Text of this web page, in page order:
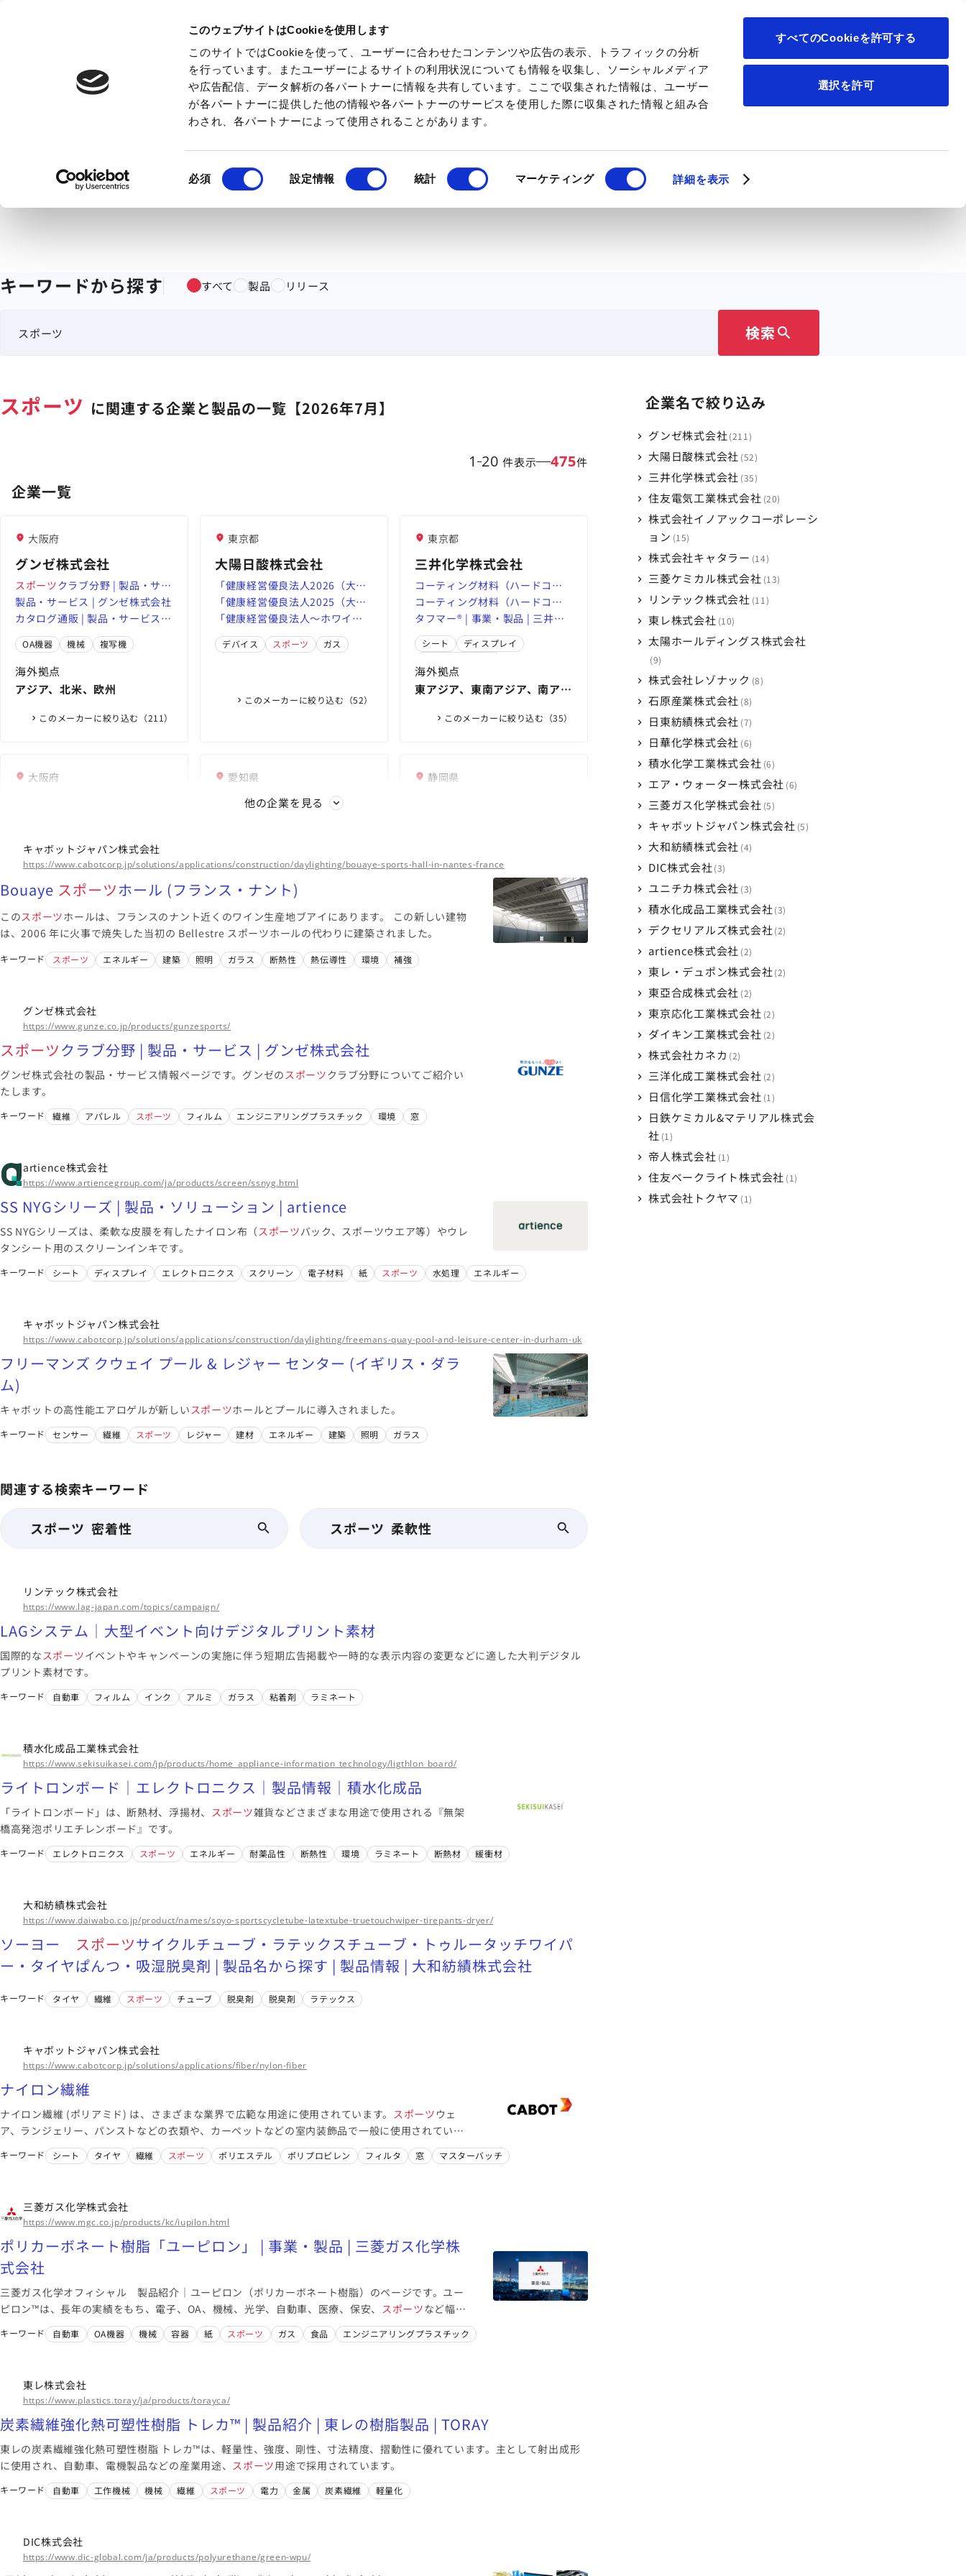
このウェブサイトはCookieを使用します
このサイトではCookieを使って、ユーザーに合わせたコンテンツや広告の表示、トラフィックの分析
を行っています。またユーザーによるサイトの利用状況についても情報を収集し、ソーシャルメディア
や広告配信、データ解析の各パートナーに情報を共有しています。ここで収集された情報は、ユーザー
が各パートナーに提供した他の情報や各パートナーのサービスを使用した際に収集された情報と組み合
わされ、各パートナーによって使用されることがあります。
意
必須 設定情報 統計 マーケティング 詳細を表示
すべてのCookieを許可する
選択を許可
キーワードから探す すべて 製品 リリース
検索 search
スポーツ に関連する企業と製品の一覧【2026年7月】
1 20 件表示 475件
企業一覧
大阪府
グンゼ株式会社
スポーツクラブ分野 | 製品・サー
ビス | グンゼ株式会社
製品・サービス | グンゼ株式会社
カタログ通販 | 製品・サービス |
グンゼ株式会社
OA機器 機械 複写機
海外拠点
アジア、北米、欧州
このメーカーに絞り込む（211）
東京都
大陽日酸株式会社
「健康経営優良法人2026（大規
模法人部門）」「スポーツエー
ルカンパニー2026（ブロンズ認
定）」「東京都スポーツ推進企
業」に認定 | News | 日本酸素株
「健康経営優良法人2025（大規
模法人部門）」「スポーツエー
ルカンパニー2025（ブロンズ認
定）」「東京都スポーツ推進企
「健康経営優良法人～ホワイト
500～」に４年連続認定 「スポ
ーツエールカンパニー」も４年
デバイス スポーツ ガス
このメーカーに絞り込む（52）
東京都
三井化学株式会社
コーティング材料（ハードコー
ティング、防曇コーティング） |
事業・製品 | 三井化学株式会社
コーティング材料（ハードコー
ティング、防曇コーティング） |
事業・製品 | 三井化学株式会社
タフマー® | 事業・製品 | 三井化
学株式会社
シート
ディスプレイ
海外拠点
東アジア、東南アジア、南アジ
このメーカーに絞り込む（35）
大阪府
電工
大賞を受賞 | 住友電工
スポーツ エールカンパニー
2022」に認定されました | 住友
電工
通信 スポーツ
海外拠点
東アジア、東南アジア・南アジ
カ、ヨーロッパ、中東＆アフ
このメーカーに絞り込む（20）
愛知県
株式会社イノアックコー
レタン、ゴム、プラスチック、複
CORPORATION）
ニューイヤーコンサート2024に
ラスチック、複合材ならイノアッ
ク（INOAC CORPORATION）
協賛します | ウレタン、ゴム、プ
ラスチック、複合材ならイノアッ
ク（INOAC CORPORATION）
海外拠点
アジア、北米・中米
静岡県
た | キャタラー
ャタラー
スポーツ 触媒
海外拠点
アジア、欧州、北米、アフリカ
他の企業を見る
キャボットジャパン株式会社
https://www.cabotcorp.jp/solutions/applications/construction/daylighting/bouaye-sports-hall-in-nantes-france
Bouaye スポーツホール (フランス・ナント)
このスポーツホールは、フランスのナント近くのワイン生産地ブアイにあります。 この新しい建物
は、2006 年に火事で焼失した当初の Bellestre スポーツホールの代わりに建築されました。
キーワード スポーツ エネルギー 建築 照明 ガラス 断熱性 熱伝導性 環境 補強
グンゼ株式会社
https://www.gunze.co.jp/products/gunzesports/
スポーツクラブ分野 | 製品・サービス | グンゼ株式会社
グンゼ株式会社の製品・サービス情報ページです。グンゼの スポーツクラブ分野についてご紹介い
たします。
キーワード 繊維 アパレル スポーツ フィルム エンジニアリングプラスチック 環境 窓
artience株式会社
https://www.artiencegroup.com/ja/products/screen/ssnyg.html
SS NYGシリーズ | 製品・ソリューション | artience
SS NYGシリーズは、柔軟な皮膜を有したナイロン布（ スポーツバック、スポーツウエア等）やウレ
タンシート用のスクリーンインキです。
キーワード シート ディスプレイ エレクトロニクス スクリーン 電子材料 紙 スポーツ 水処理 エネルギー
キャボットジャパン株式会社
https://www.cabotcorp.jp/solutions/applications/construction/daylighting/freemans-quay-pool-and-leisure-center-in-durham-uk
フリーマンズ クウェイ プール & レジャー センター (イギリス・ダラ
ム)
キャボットの高性能エアロゲルが新しい スポーツホールとプールに導入されました。
キーワード センサー 繊維 スポーツ レジャー 建材 エネルギー 建築 照明 ガラス
関連する検索キーワード
スポーツ 密着性 スポーツ 柔軟性
リンテック株式会社
https://www.lag-japan.com/topics/campaign/
LAGシステム│大型イベント向けデジタルプリント素材
国際的な スポーツイベントやキャンペーンの実施に伴う短期広告掲載や一時的な表示内容の変更などに適した大判デジタル
プリント素材です。
キーワード 自動車 フィルム インク アルミ ガラス 粘着剤 ラミネート
積水化成品工業株式会社
https://www.sekisuikasei.com/jp/products/home_appliance-information_technology/ligthlon_board/
ライトロンボード｜エレクトロニクス｜製品情報｜積水化成品
「ライトロンボード」は、断熱材、浮揚材、 スポーツ雑貨などさまざまな用途で使用される『無架
橋高発泡ポリエチレンボード』です。
キーワード エレクトロニクス スポーツ エネルギー 耐薬品性 断熱性 環境 ラミネート 断熱材 緩衝材
大和紡績株式会社
https://www.daiwabo.co.jp/product/names/soyo-sportscycletube-latextube-truetouchwiper-tirepants-dryer/
ソーヨー スポーツサイクルチューブ・ラテックスチューブ・トゥルータッチワイパ
ー・タイヤぱんつ・吸湿脱臭剤 | 製品名から探す | 製品情報 | 大和紡績株式会社
キーワード タイヤ 繊維 スポーツ チューブ 脱臭剤 脱臭剤 ラテックス
キャボットジャパン株式会社
https://www.cabotcorp.jp/solutions/applications/fiber/nylon-fiber
ナイロン繊維
ナイロン繊維 (ポリアミド) は、さまざまな業界で広範な用途に使用されています。 スポーツ ウェ
ア、ランジェリー、パンストなどの衣類や、カーペットなどの室内装飾品で一般に使用されていま
キーワード シート タイヤ 繊維 スポーツ ポリエステル ポリプロピレン フィルタ 窓 マスターバッチ
三菱ガス化学株式会社
https://www.mgc.co.jp/products/kc/iupilon.html
ポリカーボネート樹脂「ユーピロン」 | 事業・製品 | 三菱ガス化学株
式会社
三菱ガス化学オフィシャル 製品紹介｜ユーピロン（ポリカーボネート樹脂）のページです。ユー
ピロン™は、長年の実績をもち、電子、OA、機械、光学、自動車、医療、保安、
スポーツなど幅広
い分野に使用されているポリカーボネート樹脂です。
キーワード 自動車 OA機器 機械 容器 紙 スポーツ ガス 食品 エンジニアリングプラスチック
東レ株式会社
https://www.plastics.toray/ja/products/torayca/
炭素繊維強化熱可塑性樹脂 トレカ™ | 製品紹介 | 東レの樹脂製品 | TORAY
東レの炭素繊維強化熱可塑性樹脂 トレカ™は、軽量性、強度、剛性、寸法精度、摺動性に優れています。主として射出成形
に使用され、自動車、電機製品などの産業用途、 スポーツ用途で採用されています。
キーワード 自動車 工作機械 機械 繊維 スポーツ 電力 金属 炭素繊維 軽量化
DIC株式会社
https://www.dic-global.com/ja/products/polyurethane/green-wpu/
企業名で絞り込み
グンゼ株式会社 211
大陽日酸株式会社 52
三井化学株式会社 35
住友電気工業株式会社 20
株式会社イノアックコーポレーシ
ョン 15
株式会社キャタラー 14
三菱ケミカル株式会社 13
リンテック株式会社 11
東レ株式会社 10
太陽ホールディングス株式会社
9
株式会社レゾナック 8
石原産業株式会社 8
日東紡績株式会社 7
日華化学株式会社 6
積水化学工業株式会社 6
エア・ウォーター株式会社 6
三菱ガス化学株式会社 5
キャボットジャパン株式会社 5
大和紡績株式会社 4
DIC株式会社 3
ユニチカ株式会社 3
積水化成品工業株式会社 3
デクセリアルズ株式会社 2
artience株式会社 2
東レ・デュポン株式会社 2
東亞合成株式会社 2
東京応化工業株式会社 2
ダイキン工業株式会社 2
株式会社カネカ 2
三洋化成工業株式会社 2
日信化学工業株式会社 1
日鉄ケミカル&マテリアル株式会
社 1
帝人株式会社 1
住友ベークライト株式会社 1
株式会社トクヤマ 1